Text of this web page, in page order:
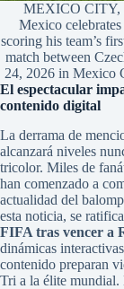
MEXICO CITY,
Mexico
scoring his team’s
match between
24, 2026 in Mexico
El espectacular
contenido digital
La derrama de
alcanzará niveles
tricolor. Miles de
han comenzado a
actualidad del
esta noticia, se
FIFA tras vencer a
dinámicas
contenido preparan
Tri a la élite mundial.